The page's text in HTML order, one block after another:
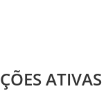
ATIVAS